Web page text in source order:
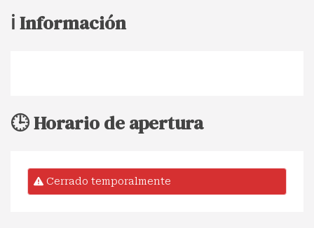
ℹ️ Información
🕒 Horario de apertura
Cerrado temporalmente